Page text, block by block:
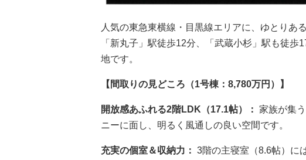
人気の東急東横線・目黒線エリアに、ゆとりあ
「新丸子」駅徒歩12分、「武蔵小杉」駅も徒
地です。
【間取りの見どころ（1号棟：8,780万円）】
開放感あふれる2階LDK（17.1帖）： 家族が集
ニーに面し、明るく風通しの良い空間です。
充実の個室＆収納力： 3階の主寝室（8.6帖）に